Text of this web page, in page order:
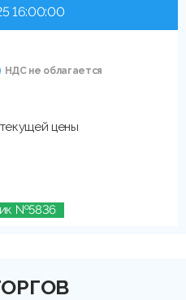
16:00:00
НДС не облагается
цены
№5836